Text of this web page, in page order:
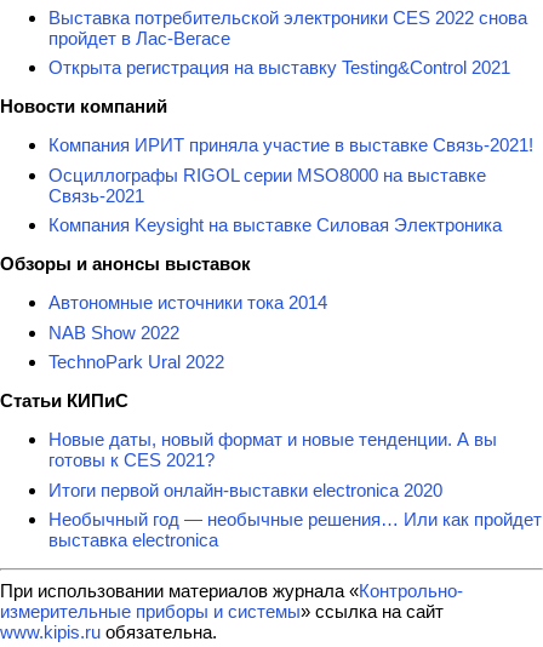
Выставка потребительской электроники CES 2022 снова
пройдет в Лас-Вегасе
Открыта регистрация на выставку Testing&Сontrol 2021
Новости компаний
Компания ИРИТ приняла участие в выставке Связь-2021!
Осциллографы RIGOL серии MSO8000 на выставке
Связь-2021
Компания Keysight на выставке Силовая Электроника
Обзоры и анонсы выставок
Автономные источники тока 2014
NAB Show 2022
TechnoPark Ural 2022
Статьи КИПиС
Новые даты, новый формат и новые тенденции. А вы
готовы к CES 2021?
Итоги первой онлайн-выставки electronica 2020
Необычный год — необычные решения… Или как пройдет
выставка electronica
При использовании материалов журнала «Контрольно-
измерительные приборы и системы» ссылка на сайт
www.kipis.ru обязательна.